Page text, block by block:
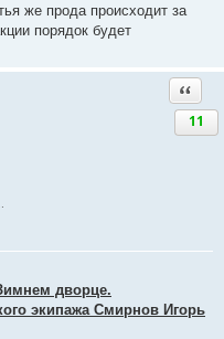
же прода происходит за
порядок будет
11
дворце.
экипажа Смирнов Игорь